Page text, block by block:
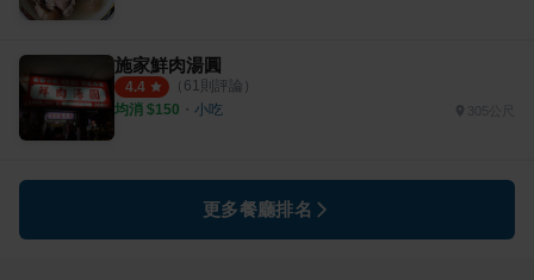
施家鮮肉湯圓
4.4 （ 61則評論）
均消 $150 ・ 小吃 305公尺
更多餐廳排名